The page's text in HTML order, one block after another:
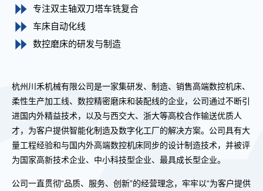
专注双主轴双刀塔车铣复合
车床自动化线
数控磨床的研发与制造
杭州川禾机械有限公司是一家集研发、制造、销售高端数控机床、
柔性生产加工线、数控精密磨床和装配线的企业，公司通过不断引
进国内外精益技术，以及与西交大、浙大等高校合作输送优质人
才，为客户提供智能化制造及数字化工厂的解决方案。公司具有大
量工程经验和与国内外高端数控机床同步的设计制造技术，并被评
为国家高新技术企业、中小科技型企业、最具成长型企业。
公司一直贯彻“品质、服务、创新”的经营理念，牢牢以“为客户提供